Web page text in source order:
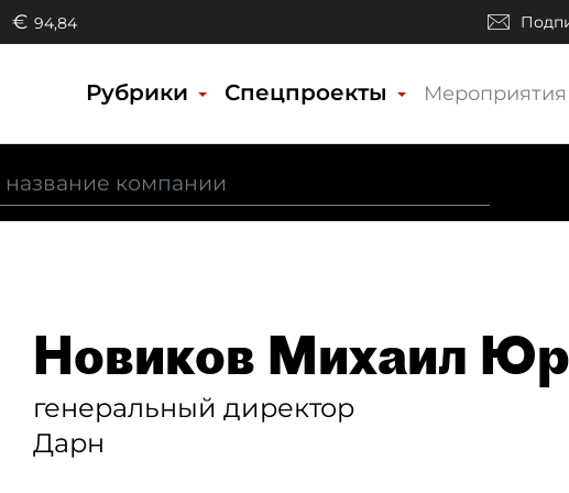
€ 94,84
Рубрики Спецпроекты Мероприятия
Новиков Михаил
генеральный директор
Дарн